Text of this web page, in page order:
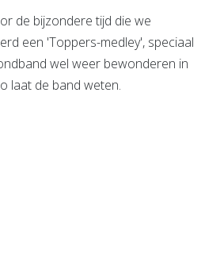
de bijzondere tijd die we
een 'Toppers-medley', speciaal
wel weer bewonderen in
laat de band weten.